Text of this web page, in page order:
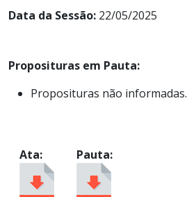
Data da Sessão: 22/05/2025
Proposituras em Pauta:
Proposituras não informadas.
Ata: Pauta: